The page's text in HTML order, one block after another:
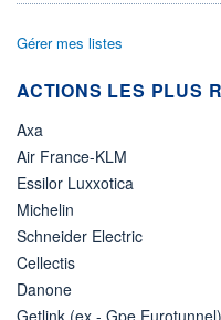
Gérer mes listes
ACTIONS LES PLUS
Axa
Air France-KLM
Essilor Luxxotica
Michelin
Schneider Electric
Cellectis
Danone
Getlink (ex - Gpe Eurotunnel)